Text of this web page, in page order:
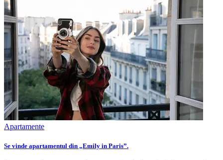
Apartamente
Se vinde apartamentul din „Emily in Paris”.